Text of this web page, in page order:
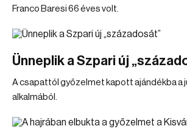
Franco Baresi 66 éves volt.
Ünneplik a Szpari új
A csapattól győzelmet kapott ajándékba a
alkalmából.